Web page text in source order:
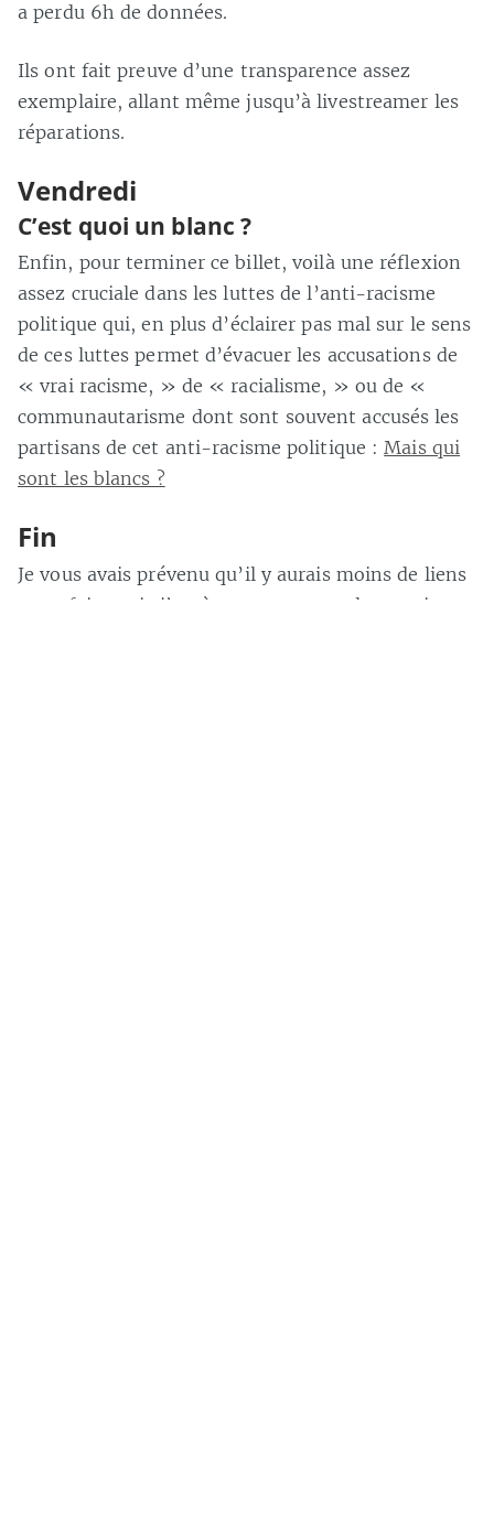
a perdu 6h de données.
Ils ont fait preuve d’une transparence assez
exemplaire, allant même jusqu’à livestreamer les
réparations.
Vendredi
C’est quoi un blanc ?
Enfin, pour terminer ce billet, voilà une réflexion
assez cruciale dans les luttes de l’anti-racisme
politique qui, en plus d’éclairer pas mal sur le sens
de ces luttes permet d’évacuer les accusations de
« vrai racisme, » de « racialisme, » ou de «
communautarisme dont sont souvent accusés les
partisans de cet anti-racisme politique : Mais qui
sont les blancs ?
Fin
Je vous avais prévenu qu’il y aurais moins de liens
cette fois, mais j’espère me rattraper la semaine